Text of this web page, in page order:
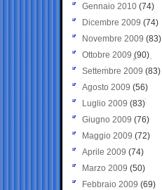
Gennaio 2010 (74)
Dicembre 2009 (74)
Novembre 2009 (83)
Ottobre 2009 (90)
Settembre 2009 (83)
Agosto 2009 (56)
Luglio 2009 (83)
Giugno 2009 (76)
Maggio 2009 (72)
Aprile 2009 (74)
Marzo 2009 (50)
Febbraio 2009 (69)